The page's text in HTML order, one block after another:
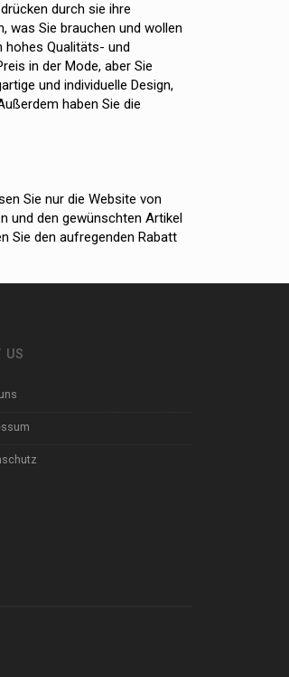
durch sie ihre
was Sie brauchen und wollen
hohes Qualitäts- und
in der Mode, aber Sie
und individuelle Design,
haben Sie die
Sie nur die Website von
und den gewünschten Artikel
Sie den aufregenden Rabatt
US